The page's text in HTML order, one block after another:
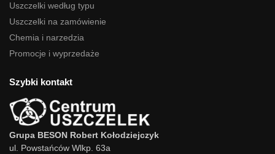
Uszczelki według typu
Uszczelki na zamówienie
Chemia i narzedzia
Promocje i wyprzedaże
Szybki kontakt
Grupa BESON Robert Kołodziejczyk
ul. Powstańców Wlkp. 63a